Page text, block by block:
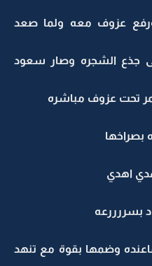
عزوف معه ولما صعد
جذع الشجره وصار سعود
تحت عزوف مباشره
بصراخها
اهدي
بسررررعه
وضمها بقوة مع تنهد